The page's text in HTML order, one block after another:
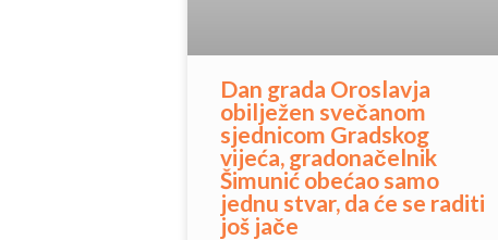
Dan grada Oroslavja
obilježen svečanom
sjednicom Gradskog
vijeća, gradonačelnik
Šimunić obećao samo
jednu stvar, da će se raditi
još jače